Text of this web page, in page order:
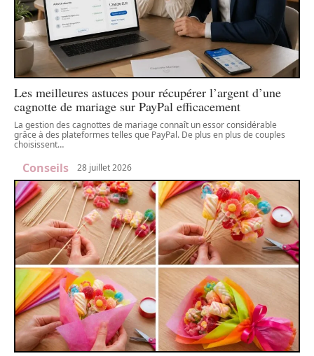
Les meilleures astuces pour récupérer l’argent d’une
cagnotte de mariage sur PayPal efficacement
La gestion des cagnottes de mariage connaît un essor considérable
grâce à des plateformes telles que PayPal. De plus en plus de couples
choisissent…
Conseils 28 juillet 2026